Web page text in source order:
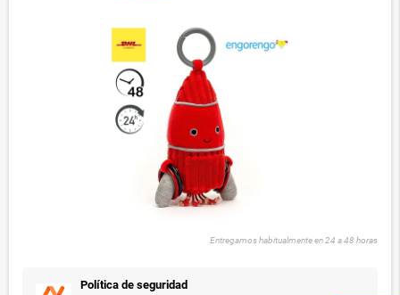
Entregamos habitualmente en 24 a 48 horas
Política de seguridad